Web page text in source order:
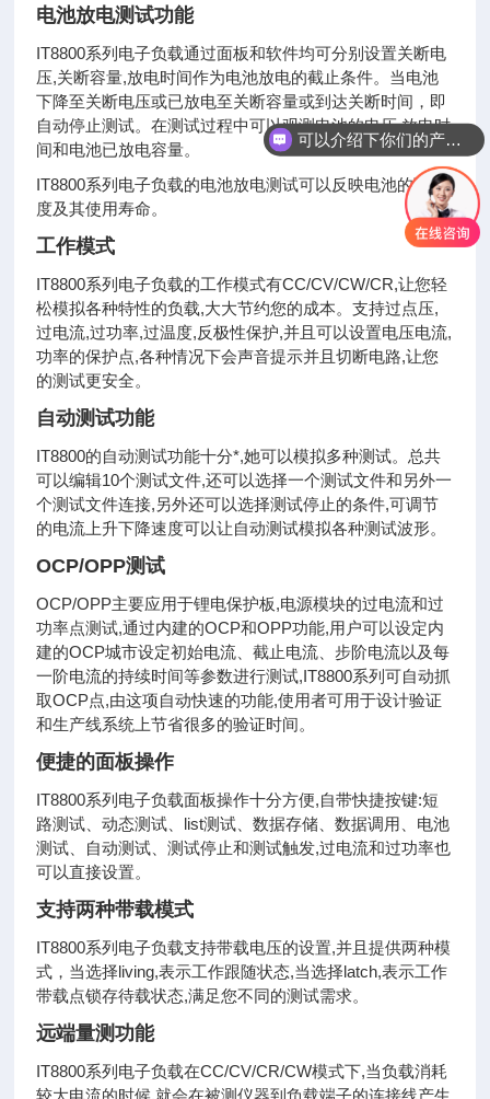
电池放电测试功能
IT8800系列电子负载通过面板和软件均可分别设置关断电
压,关断容量,放电时间作为电池放电的截止条件。当电池
下降至关断电压或已放电至关断容量或到达关断时间，即
自动停止测试。在测试过程中可以观测电池的电压,放电时
间和电池已放电容量。
IT8800系列电子负载的电池放电测试可以反映电池的可靠
度及其使用寿命。
工作模式
IT8800系列电子负载的工作模式有CC/CV/CW/CR,让您轻
松模拟各种特性的负载,大大节约您的成本。支持过点压,
过电流,过功率,过温度,反极性保护,并且可以设置电压电流,
功率的保护点,各种情况下会声音提示并且切断电路,让您
的测试更安全。
自动测试功能
IT8800的自动测试功能十分*,她可以模拟多种测试。总共
可以编辑10个测试文件,还可以选择一个测试文件和另外一
个测试文件连接,另外还可以选择测试停止的条件,可调节
的电流上升下降速度可以让自动测试模拟各种测试波形。
OCP/OPP测试
OCP/OPP主要应用于锂电保护板,电源模块的过电流和过
功率点测试,通过内建的OCP和OPP功能,用户可以设定内
建的OCP城市设定初始电流、截止电流、步阶电流以及每
一阶电流的持续时间等参数进行测试,IT8800系列可自动抓
取OCP点,由这项自动快速的功能,使用者可用于设计验证
和生产线系统上节省很多的验证时间。
便捷的面板操作
IT8800系列电子负载面板操作十分方便,自带快捷按键:短
路测试、动态测试、list测试、数据存储、数据调用、电池
测试、自动测试、测试停止和测试触发,过电流和过功率也
可以直接设置。
支持两种带载模式
IT8800系列电子负载支持带载电压的设置,并且提供两种模
式，当选择living,表示工作跟随状态,当选择latch,表示工作
带载点锁存待载状态,满足您不同的测试需求。
远端量测功能
IT8800系列电子负载在CC/CV/CR/CW模式下,当负载消耗
较大电流的时候,就会在被测仪器到负载端子的连接线产生
可以介绍下你们的产品么
你们是怎么收费的呢